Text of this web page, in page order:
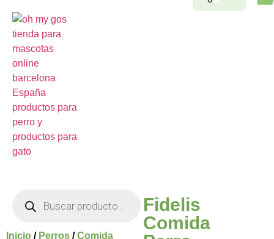
Inicio / Perros /Comida
Fidelis
Comida